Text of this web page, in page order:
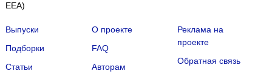
EEA)
Выпуски
Подборки
Статьи
О проекте
FAQ
Авторам
Реклама на
проекте
Обратная связь